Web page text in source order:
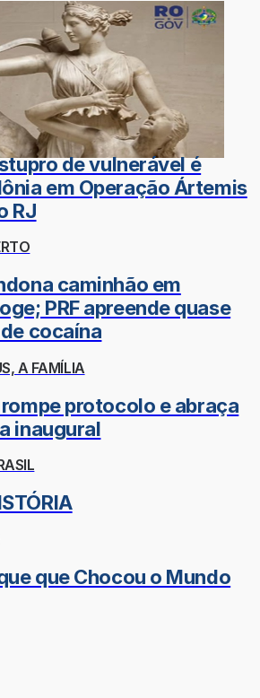
de vulnerável é
em Operação Ártemis
RJ
caminhão em
PRF apreende quase
cocaína
A FAMÍLIA
rompe protocolo e abraça
inaugural
que Chocou o Mundo